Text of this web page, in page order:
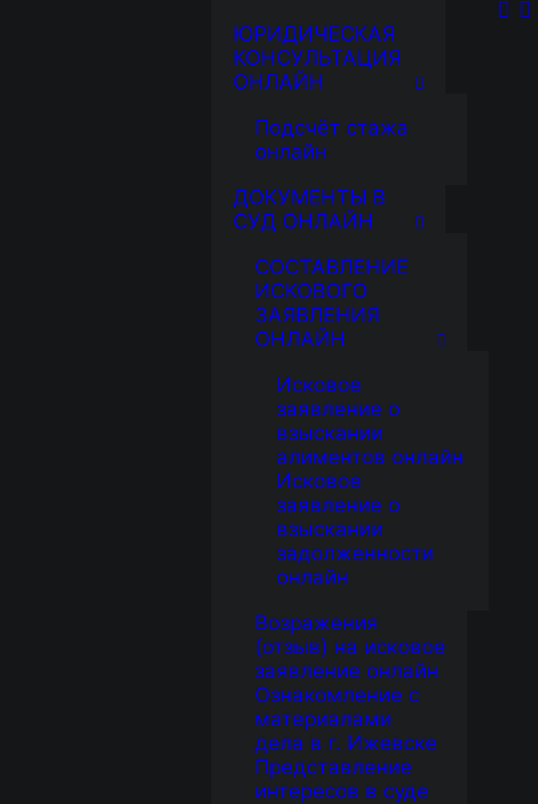
ЮРИДИЧЕСКАЯ
КОНСУЛЬТАЦИЯ
ОНЛАЙН
Подсчёт стажа
онлайн
ДОКУМЕНТЫ В
СУД ОНЛАЙН
СОСТАВЛЕНИЕ
ИСКОВОГО
ЗАЯВЛЕНИЯ
ОНЛАЙН
Исковое
заявление о
взыскании
алиментов онлайн
Исковое
заявление о
взыскании
задолженности
онлайн
Возражения
(отзыв) на исковое
заявление онлайн
Ознакомление с
материалами
дела в г. Ижевске
Представление
интересов в суде